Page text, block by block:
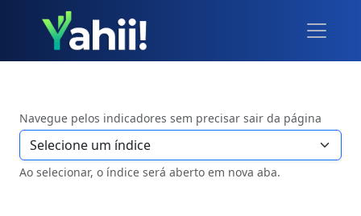
Navegue pelos indicadores sem precisar sair da página
Ao selecionar, o índice será aberto em nova aba.